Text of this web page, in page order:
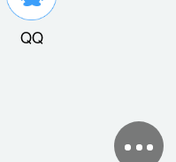
QQ